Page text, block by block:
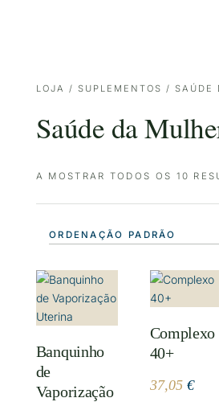
LOJA / SUPLEMENTOS / SAÚDE
Saúde da
A MOSTRAR TODOS OS 10
Banquinho
de
Vaporização
Complexo
40+
37,05 €